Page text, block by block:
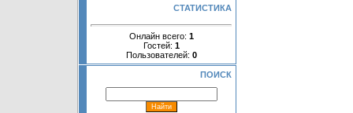
СТАТИСТИКА
Онлайн всего: 1
Гостей: 1
Пользователей: 0
ПОИСК